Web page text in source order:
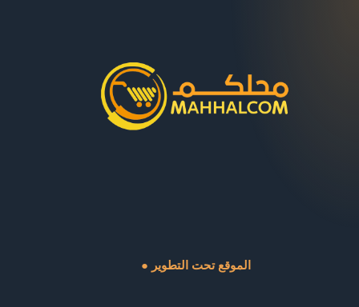
● الموقع تحت التطوير